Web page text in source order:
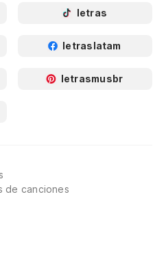
letras
letraslatam
letrasmusbr
de canciones